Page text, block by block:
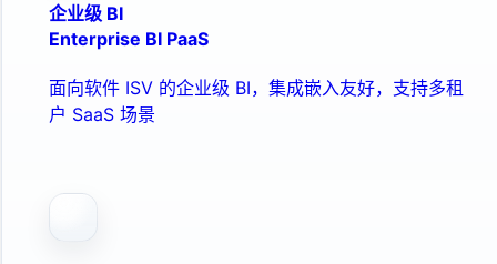
企业级 BI
Enterprise BI PaaS
面向软件 ISV 的企业级 BI，集成嵌入友好，支持多租
户 SaaS 场景